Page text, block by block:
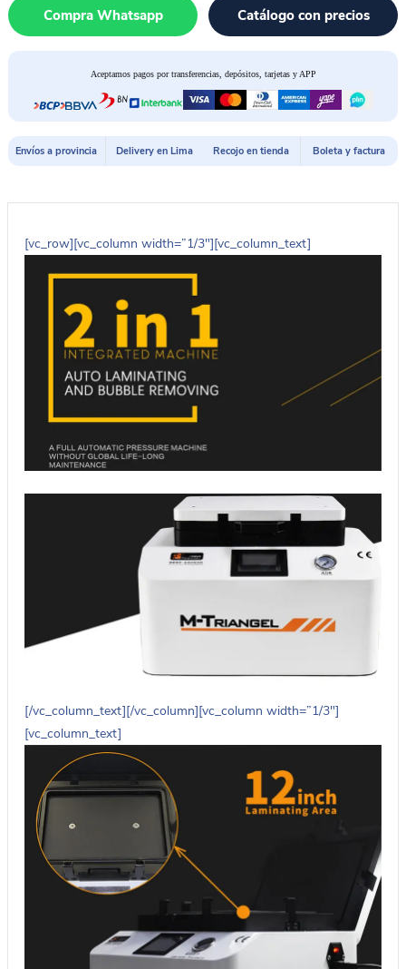
Compra Whatsapp Catálogo con precios
Aceptamos pagos por transferencias, depósitos, tarjetas y APP
Envíos a provincia Delivery en Lima Recojo en tienda Boleta y factura
[vc_row][vc_column width=”1/3″][vc_column_text]
[/vc_column_text][/vc_column][vc_column width=”1/3″]
[vc_column_text]